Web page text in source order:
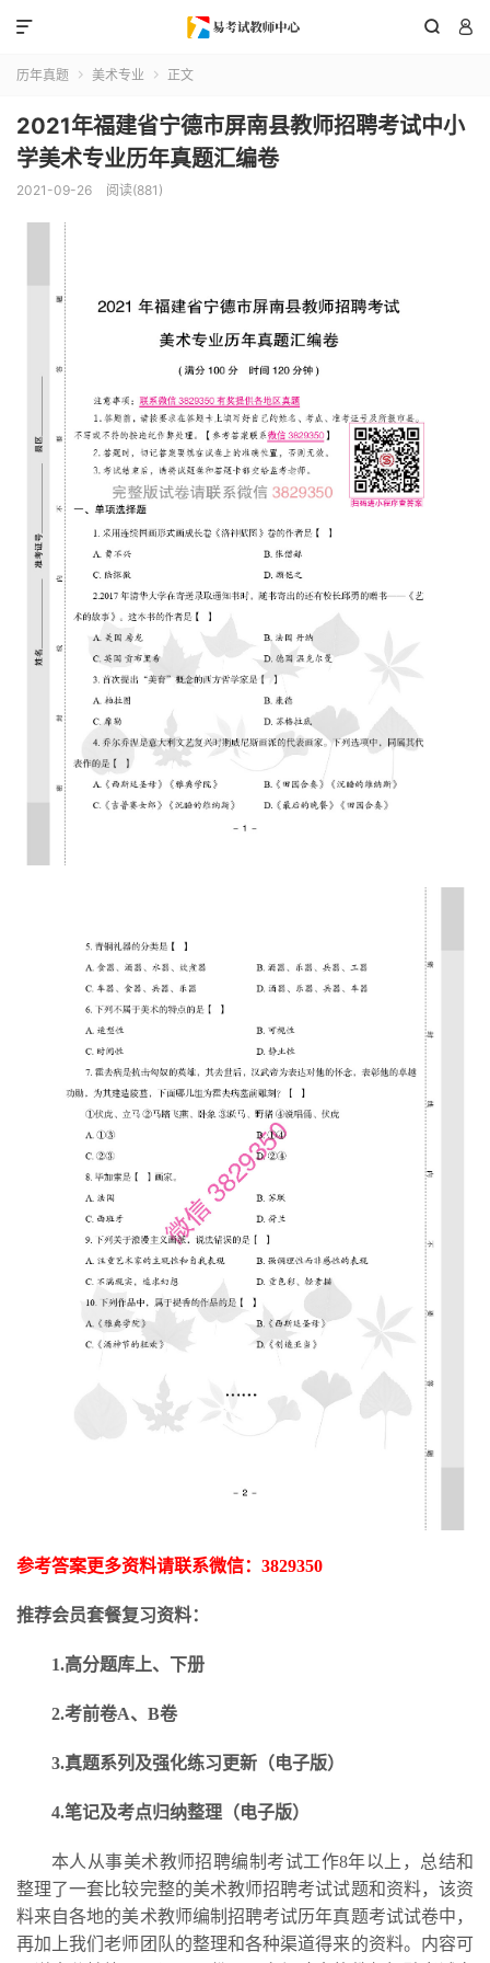
 

历年真题  美术专业  正文
2021年福建省宁德市屏南县教师招聘考试中小
学美术专业历年真题汇编卷
2021-09-26 阅读(881)
参考答案更多资料请联系微信： 3829350
推荐会员套餐复习资料：
1.高分题库上、下册
2.考前卷A、B卷
3.真题系列及强化练习更新 （电子版）
4.笔记及考点归纳整理（电子版）
本人从事美术教师招聘编制考试工作8年以上，总结和
整理了一套比较完整的美术教师招聘考试试题和资料，该资
料来自各地的美术教师编制招聘考试历年真题考试试卷中，
再加上我们老师团队的整理和各种渠道得来的资料。内容可